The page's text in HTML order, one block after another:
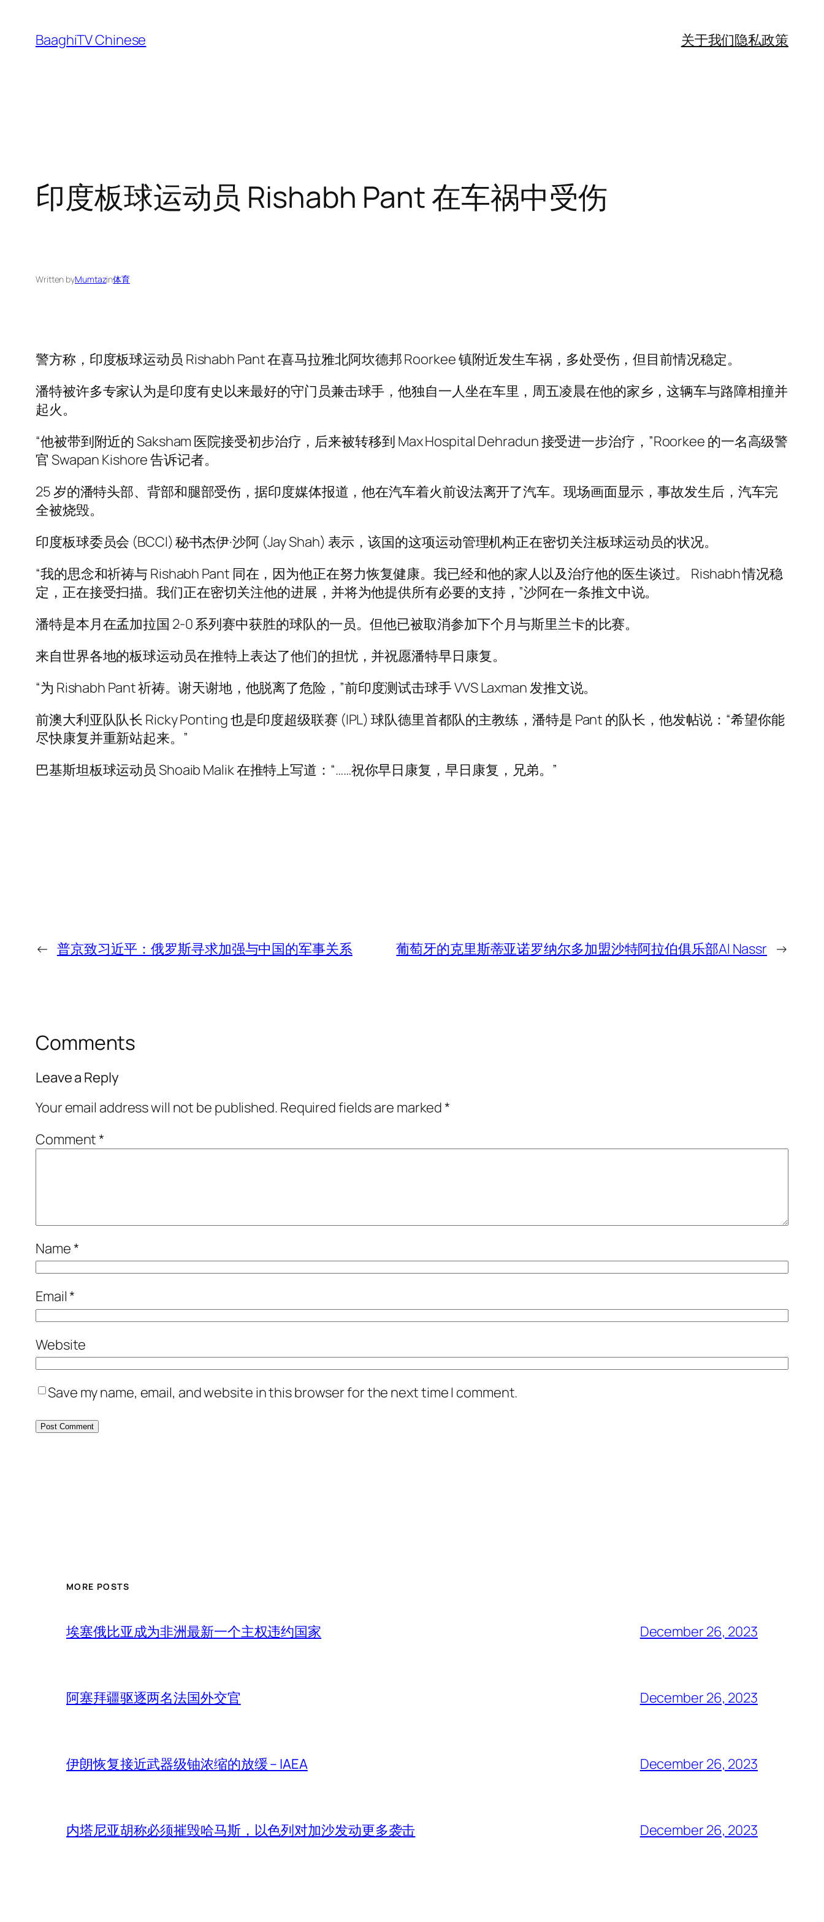
content
BaaghiTV Chinese 关于我们隐私政策
印度板球运动员 Rishabh Pant 在车祸中受伤
Written byMumtazin体育
警方称，印度板球运动员 Rishabh Pant 在喜马拉雅北阿坎德邦 Roorkee 镇附近发生车祸，多处受伤，但目前情况稳定。
潘特被许多专家认为是印度有史以来最好的守门员兼击球手，他独自一人坐在车里，周五凌晨在他的家乡，这辆车与路障相撞并
起火。
“他被带到附近的 Saksham 医院接受初步治疗，后来被转移到 Max Hospital Dehradun 接受进一步治疗，”Roorkee 的一名高级警
官 Swapan Kishore 告诉记者。
25 岁的潘特头部、背部和腿部受伤，据印度媒体报道，他在汽车着火前设法离开了汽车。现场画面显示，事故发生后，汽车完
全被烧毁。
印度板球委员会 (BCCI) 秘书杰伊·沙阿 (Jay Shah) 表示，该国的这项运动管理机构正在密切关注板球运动员的状况。
“我的思念和祈祷与 Rishabh Pant 同在，因为他正在努力恢复健康。我已经和他的家人以及治疗他的医生谈过。 Rishabh 情况稳
定，正在接受扫描。我们正在密切关注他的进展，并将为他提供所有必要的支持，”沙阿在一条推文中说。
潘特是本月在孟加拉国 2-0 系列赛中获胜的球队的一员。但他已被取消参加下个月与斯里兰卡的比赛。
来自世界各地的板球运动员在推特上表达了他们的担忧，并祝愿潘特早日康复。
“为 Rishabh Pant 祈祷。谢天谢地，他脱离了危险，”前印度测试击球手 VVS Laxman 发推文说。
前澳大利亚队队长 Ricky Ponting 也是印度超级联赛 (IPL) 球队德里首都队的主教练，潘特是 Pant 的队长，他发帖说：“希望你能
尽快康复并重新站起来。”
巴基斯坦板球运动员 Shoaib Malik 在推特上写道：“……祝你早日康复，早日康复，兄弟。”
← 普京致习近平：俄罗斯寻求加强与中国的军事关系 葡萄牙的克里斯蒂亚诺罗纳尔多加盟沙特阿拉伯俱乐部Al Nassr →
Comments
Leave a Reply
Your email address will not be published. Required fields are marked*
Comment*
Name*
Email*
Website
Save my name, email, and website in this browser for the next time I comment.
MORE POSTS
埃塞俄比亚成为非洲最新一个主权违约国家 December 26, 2023
阿塞拜疆驱逐两名法国外交官 December 26, 2023
伊朗恢复接近武器级铀浓缩的放缓 – IAEA December 26, 2023
内塔尼亚胡称必须摧毁哈马斯，以色列对加沙发动更多袭击 December 26, 2023